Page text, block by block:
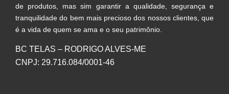
de produtos, mas sim garantir a qualidade, segurança e
tranquilidade do bem mais precioso dos nossos clientes, que
é a vida de quem se ama e o seu patrimônio.
BC TELAS – RODRIGO ALVES-ME
CNPJ: 29.716.084/0001-46